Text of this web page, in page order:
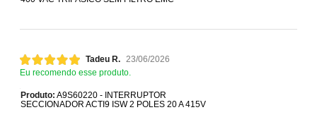
Tadeu R. 23/06/2026
Eu recomendo esse produto.
Produto: A9S60220 - INTERRUPTOR
SECCIONADOR ACTI9 ISW 2 POLES 20 A 415V